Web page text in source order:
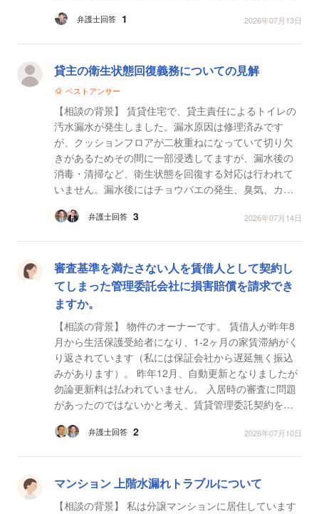
ま...
弁護士回答 1 2026年07月13日
貸主の衛生状態回復義務についての見解
ベストアンサー
【相談の背景】 賃貸住宅で、貸主責任によるトイレの
汚水漏水が発生しました。漏水原因は修理済みです
が、クッションフロアが二枚重ねになっていて切り欠
きがあるためその間に一部浸透してますが、漏水後の
消毒・清掃など、衛生状態を回復する対応は行われて
いません。漏水後にはチョウバエの発生、臭気、カビ
写真と現在...
弁護士回答 3 2026年07月14日
審査基準を満たさない人を賃借人として契約し
てしまった管理委託会社に損害賠償を請求でき
ますか。
【相談の背景】 物件のオーナーです。 賃借人が昨年8
月から生活保護受給者になり、1-2ヶ月の家賃滞納がく
り返されています（私には保証会社から遅延無く振込
みがあります）。 昨年12月、自動更新となりましたが
勿論更新料は払われていません。 入居時の審査に問題
があったのではないかと考え、賃貸管理委託契約を締
弁護士回答 2 2026年07月10日
マンション 上階水漏れトラブルについて
【相談の背景】 私は分譲マンションに居住しています